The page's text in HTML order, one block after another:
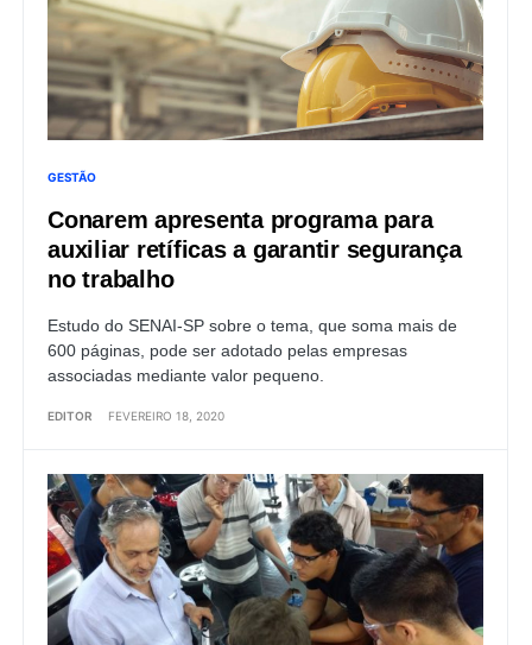
GESTÃO
Conarem apresenta programa para
auxiliar retíficas a garantir segurança
no trabalho
Estudo do SENAI-SP sobre o tema, que soma mais de
600 páginas, pode ser adotado pelas empresas
associadas mediante valor pequeno.
EDITOR FEVEREIRO 18, 2020